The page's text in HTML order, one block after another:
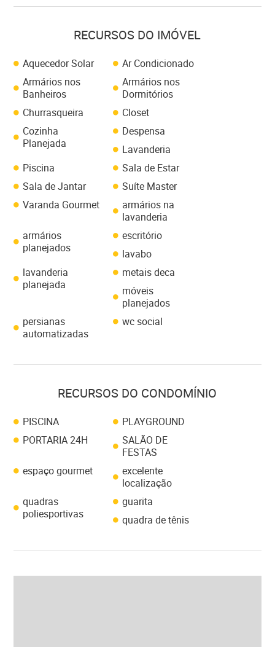
RECURSOS DO IMÓVEL
Aquecedor Solar
Ar Condicionado
Armários nos
Banheiros
Armários nos
Dormitórios
Churrasqueira
Closet
Cozinha
Planejada
Despensa
Lavanderia
Piscina
Sala de Estar
Sala de Jantar
Suíte Master
Varanda Gourmet
armários na
lavanderia
armários
planejados
escritório
lavabo
lavanderia
planejada
metais deca
móveis
planejados
persianas
automatizadas
wc social
RECURSOS DO CONDOMÍNIO
PISCINA
PLAYGROUND
PORTARIA 24H
SALÃO DE
FESTAS
espaço gourmet
excelente
localização
quadras
poliesportivas
guarita
quadra de tênis